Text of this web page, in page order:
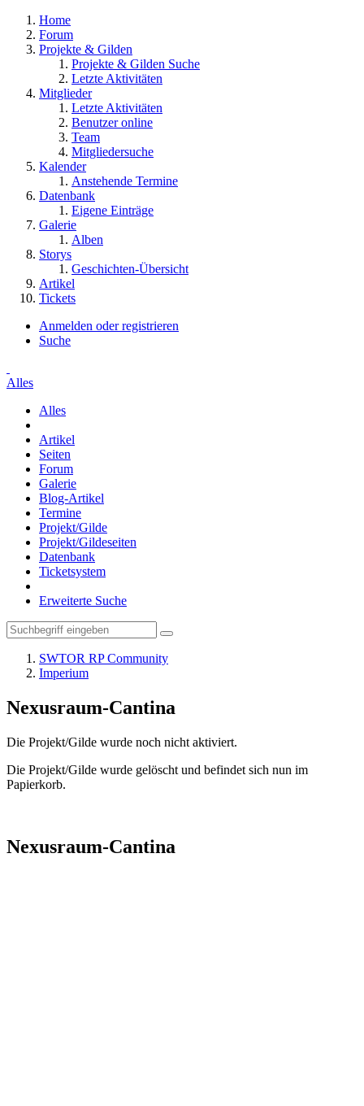
Home
Forum
Projekte & Gilden
Projekte & Gilden Suche
Letzte Aktivitäten
Mitglieder
Letzte Aktivitäten
Benutzer online
Team
Mitgliedersuche
Kalender
Anstehende Termine
Datenbank
Eigene Einträge
Galerie
Alben
Storys
Geschichten-Übersicht
Artikel
Tickets
Anmelden oder registrieren
Suche
Alles
Alles
Artikel
Seiten
Forum
Galerie
Blog-Artikel
Termine
Projekt/Gilde
Projekt/Gildeseiten
Datenbank
Ticketsystem
Erweiterte Suche
SWTOR RP Community
Imperium
Nexusraum-Cantina
Die Projekt/Gilde wurde noch nicht aktiviert.
Die Projekt/Gilde wurde gelöscht und befindet sich nun im
Papierkorb.
Nexusraum-Cantina